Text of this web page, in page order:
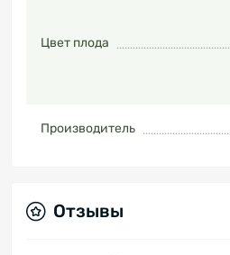
Цвет плода
Производитель
Отзывы